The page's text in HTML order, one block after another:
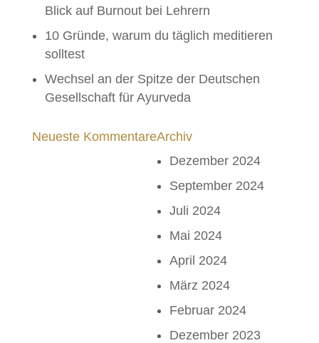
Blick auf Burnout bei Lehrern
10 Gründe, warum du täglich meditieren
solltest
Wechsel an der Spitze der Deutschen
Gesellschaft für Ayurveda
Neueste KommentareArchiv
Dezember 2024
September 2024
Juli 2024
Mai 2024
April 2024
März 2024
Februar 2024
Dezember 2023